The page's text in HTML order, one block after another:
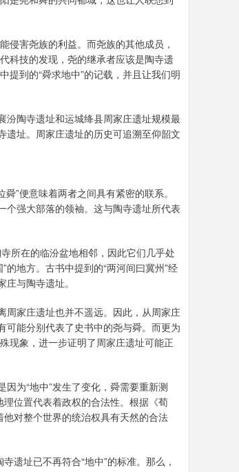
侵害尧族的利益。而尧族的其他成员，
科技的发现，尧的继承者应该是陶寺遗
提到的“舜求地中”的记载，并且让我们明
汾陶寺遗址和运城绛县周家庄遗址规模最
遗址。周家庄遗址的历史可追溯至仰韶文
”便意味着两者之间具有紧密的联系。
个强大部落的领袖。这与陶寺遗址所代表
所在的临汾盆地相邻，因此它们几乎处
地方。古书中提到的“两河间曰冀州”经
与陶寺遗址。
周家庄遗址也并不遥远。因此，从周家庄
可能分别代表了史书中的尧与舜。而更为
现象，进一步证明了周家庄遗址可能正
因为“地中”发生了变化，舜需要重新测
理位置代表着政权的合法性。根据《荀
他对整个世界的统治权具有天然的合法
遗址已不再符合“地中”的标准。那么，